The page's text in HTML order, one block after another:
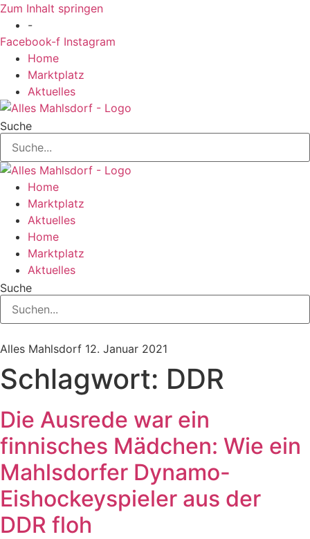
Zum Inhalt springen
-
Facebook-f Instagram
Home
Marktplatz
Aktuelles
Suche
Home
Marktplatz
Aktuelles
Home
Marktplatz
Aktuelles
Suche
Alles Mahlsdorf 12. Januar 2021
Schlagwort: DDR
Die Ausrede war ein
finnisches Mädchen: Wie ein
Mahlsdorfer Dynamo-
Eishockeyspieler aus der
DDR floh